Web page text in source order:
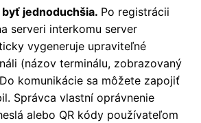
jednoduchšia. Po registrácii
serveri interkomu server
vygeneruje upraviteľné
(názov terminálu, zobrazovaný
komunikácie sa môžete zapojiť
Správca vlastní oprávnenie
alebo QR kódy používateľom